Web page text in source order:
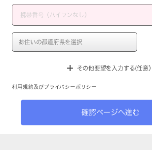
その他要望を入力する(任意）
利用規約 及び プライバシーポリシー
確認ページへ進む